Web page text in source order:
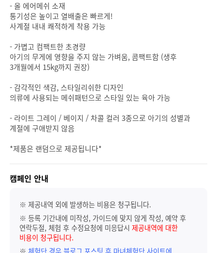
- 올 에어메쉬 소재
통기성은 높이고 열배출은 빠르게!
사계절 내내 쾌적하게 착용 가능
- 가볍고 컴팩트한 초경량
아기의 무게에 영향을 주지 않는 가벼움, 콤팩트함 (생후
3개월에서 15kg까지 권장)
- 감각적인 색감, 스타일리쉬한 디자인
의류에 사용되는 메쉬패턴으로 스타일 있는 육아 가능
- 라이트 그레이 / 베이지 / 차콜 컬러 3종으로 아기의 성별과
계절에 구애받지 않음
*제품은 랜덤으로 제공됩니다*
캠페인 안내
※ 제공내역 외에 발생하는 비용은 청구됩니다.
※ 등록 기간내에 미작성, 가이드에 맞지 않게 작성, 예약 후
연락두절, 체험 후 수정요청에 미응답시 제공내역에 대한
비용이 청구됩니다.